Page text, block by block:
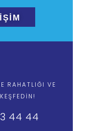
RAHATLIĞI VE
44 44